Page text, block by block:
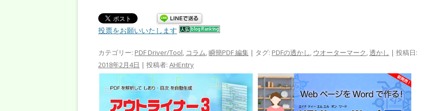
投票をお願いいたします
カテゴリー: PDF Driver/Tool, コラム,瞬簡PDF 編集 | タグ: PDFの透かし, ウオーターマーク,透かし | 投稿日:
2018年2月4日 | 投稿者: AHEntry